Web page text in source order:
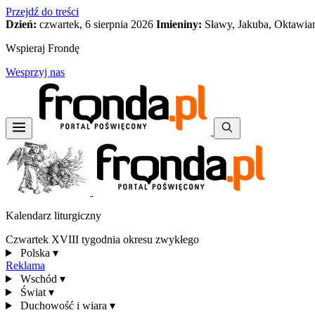
Przejdź do treści
Dzień: czwartek, 6 sierpnia 2026 Imieniny: Sławy, Jakuba,
Wspieraj Frondę
Wesprzyj nas
Kalendarz liturgiczny
Czwartek XVIII tygodnia okresu zwykłego
Polska ▾
Reklama
Wschód ▾
Świat ▾
Duchowość i wiara ▾